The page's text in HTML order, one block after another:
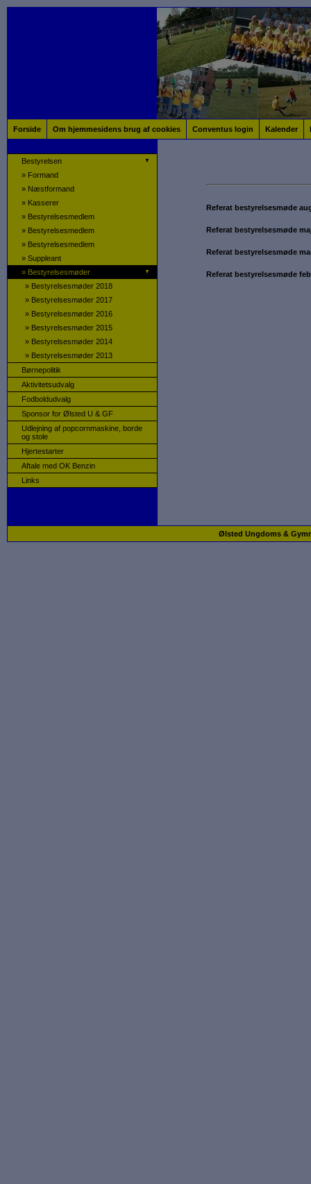
Forside Om hjemmesidens brug af cookies Conventus login Kalender
▼
Bestyrelsen
» Formand
» Næstformand
» Kasserer
» Bestyrelsesmedlem
» Bestyrelsesmedlem
» Bestyrelsesmedlem
» Suppleant
▼
» Bestyrelsesmøder
» Bestyrelsesmøder 2018
» Bestyrelsesmøder 2017
» Bestyrelsesmøder 2016
» Bestyrelsesmøder 2015
» Bestyrelsesmøder 2014
» Bestyrelsesmøder 2013
Børnepolitik
Aktivitetsudvalg
Fodboldudvalg
Sponsor for Ølsted U & GF
Udlejning af popcornmaskine, borde
og stole
Hjertestarter
Aftale med OK Benzin
Links
Referat bestyrelsesmøde
Referat bestyrelsesmøde
Referat bestyrelsesmøde
Referat bestyrelsesmøde
Ølsted Ungdoms &